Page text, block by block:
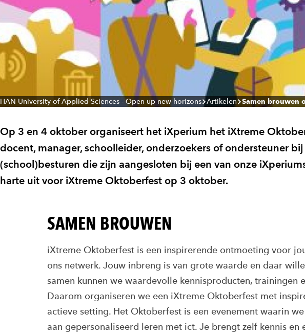
HAN University of Applied Sciences - Open up new horizons Artikelen Samen brouwen
Op 3 en 4 oktober organiseert het iXperium het iXtreme
docent, manager, schoolleider, onderzoekers of ondersteuner
(school)besturen die zijn aangesloten bij een van onze
harte uit voor iXtreme Oktoberfest op 3 oktober.
SAMEN BROUWEN
iXtreme Oktoberfest is een inspirerende ontmoeting voor
ons netwerk. Jouw inbreng is van grote waarde en daar
samen kunnen we waardevolle kennisproducten, trainingen
Daarom organiseren we een iXtreme Oktoberfest met
actieve setting. Het Oktoberfest is een evenement waarin
aan gepersonaliseerd leren met ict. Je brengt zelf kennis